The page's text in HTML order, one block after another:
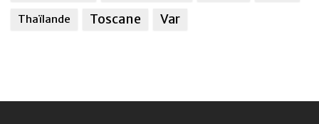
Thaïlande Toscane Var